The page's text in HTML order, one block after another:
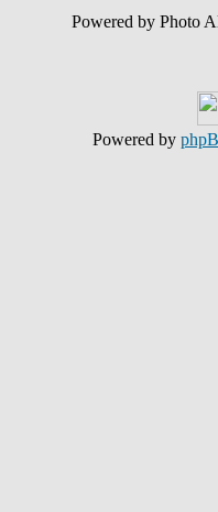
Powered by Photo
Powered by